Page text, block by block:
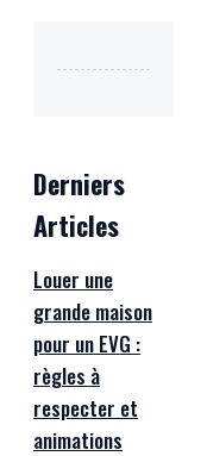
Derniers
Articles
Louer une
grande maison
pour un EVG :
règles à
respecter et
animations